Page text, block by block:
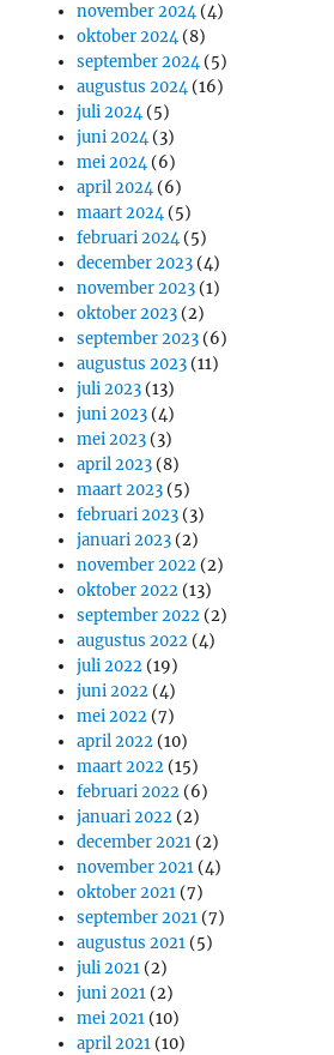
november 2024(4)
oktober 2024(8)
september 2024(5)
augustus 2024(16)
juli 2024(5)
juni 2024(3)
mei 2024(6)
april 2024(6)
maart 2024(5)
februari 2024(5)
december 2023 (4)
november 2023 (1)
oktober 2023 (2)
september 2023 (6)
augustus 2023 (11)
juli 2023 (13)
juni 2023 (4)
mei 2023 (3)
april 2023 (8)
maart 2023 (5)
februari 2023 (3)
januari 2023 (2)
november 2022 (2)
oktober 2022 (13)
september 2022 (2)
augustus 2022 (4)
juli 2022 (19)
juni 2022 (4)
mei 2022 (7)
april 2022 (10)
maart 2022 (15)
februari 2022 (6)
januari 2022 (2)
december 2021 (2)
november 2021 (4)
oktober 2021 (7)
september 2021 (7)
augustus 2021 (5)
juli 2021 (2)
juni 2021 (2)
mei 2021 (10)
april 2021 (10)